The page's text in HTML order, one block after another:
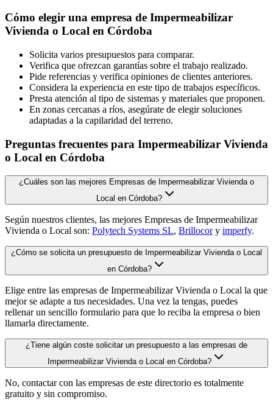
Cómo elegir una empresa de Impermeabilizar
Vivienda o Local en Córdoba
Solicita varios presupuestos para comparar.
Verifica que ofrezcan garantías sobre el trabajo realizado.
Pide referencias y verifica opiniones de clientes anteriores.
Considera la experiencia en este tipo de trabajos específicos.
Presta atención al tipo de sistemas y materiales que proponen.
En zonas cercanas a ríos, asegúrate de elegir soluciones
adaptadas a la capilaridad del terreno.
Preguntas frecuentes para Impermeabilizar Vivienda
o Local en Córdoba
¿Cuáles son las mejores Empresas de Impermeabilizar Vivienda o
Local en Córdoba?
Según nuestros clientes, las mejores Empresas de Impermeabilizar
Vivienda o Local son: Polytech Systems SL, Brillocory imperfy.
¿Cómo se solicita un presupuesto de Impermeabilizar Vivienda o Local
en Córdoba?
Elige entre las empresas de Impermeabilizar Vivienda o Local la que
mejor se adapte a tus necesidades. Una vez la tengas, puedes
rellenar un sencillo formulario para que lo reciba la empresa o bien
llamarla directamente.
¿Tiene algún coste solicitar un presupuesto a las empresas de
Impermeabilizar Vivienda o Local en Córdoba?
No, contactar con las empresas de este directorio es totalmente
gratuito y sin compromiso.